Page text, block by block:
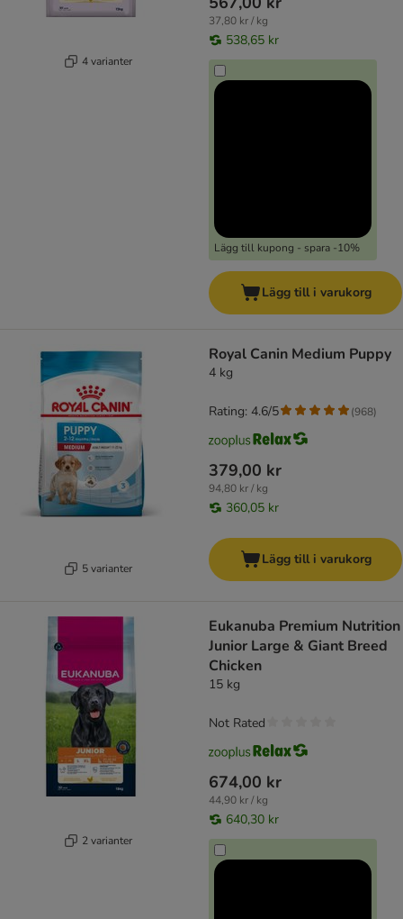
4 varianter
37,80 kr / kg
538,65 kr
Lägg till kupong - spara -10%
Lägg till i varukorg
5 varianter
Royal Canin Medium Puppy
4 kg
379,00 kr
94,80 kr / kg
360,05 kr
Rating: 4.6/5 (968)
Lägg till i varukorg
2 varianter
Eukanuba Premium Nutrition
Junior Large & Giant Breed
Chicken
15 kg
674,00 kr
44,90 kr / kg
640,30 kr
Not Rated